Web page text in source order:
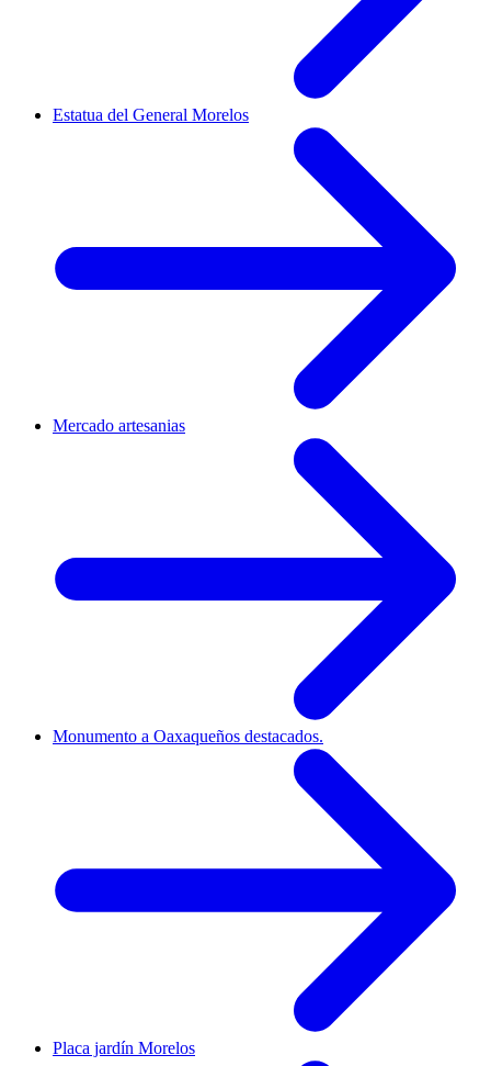
Estatua del General Morelos
Mercado artesanias
Monumento a Oaxaqueños destacados.
Placa jardín Morelos